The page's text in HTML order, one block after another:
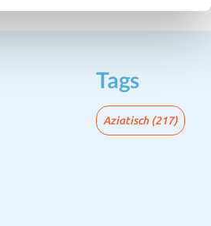
Tags
Aziatisch (217)